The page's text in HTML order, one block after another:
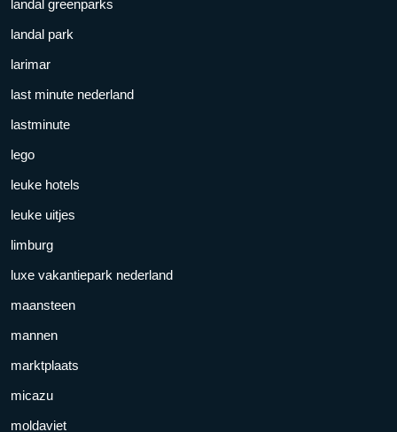
landal greenparks
landal park
larimar
last minute nederland
lastminute
lego
leuke hotels
leuke uitjes
limburg
luxe vakantiepark nederland
maansteen
mannen
marktplaats
micazu
moldaviet